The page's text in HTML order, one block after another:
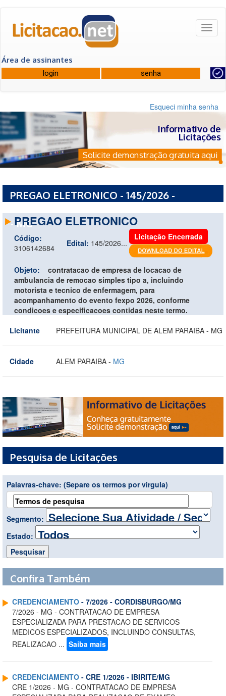
Área de assinantes
Esqueci minha senha
Informativo de
Licitações
Solicite demonstração gratuita aqui
PREGAO ELETRONICO - 145/2026 -
- MG
PREGAO ELETRONICO
Código:
3106142684
Edital: 145/2026...
Licitação Encerrada
Objeto:
contratacao de empresa de locacao de
ambulancia de remocao simples tipo a, incluindo
motorista e tecnico de enfermagem, para
acompanhamento do evento fexpo 2026, conforme
condicoes e especificacoes contidas neste termo.
Licitante
PREFEITURA MUNICIPAL DE ALEM PARAIBA - MG
Cidade ALEM PARAIBA - MG
Pesquisa de Licitações
Palavras-chave: (Separe os termos por virgula)
Segmento:
Estado:
Confira Também
CREDENCIAMENTO - 7/2026 - CORDISBURGO/MG
7/2026 - MG - CONTRATACAO DE EMPRESA
ESPECIALIZADA PARA PRESTACAO DE SERVICOS
MEDICOS ESPECIALIZADOS, INCLUINDO CONSULTAS,
REALIZACAO ... Saiba mais
CREDENCIAMENTO - CRE 1/2026 - IBIRITE/MG
CRE 1/2026 - MG - CONTRATACAO DE EMPRESA